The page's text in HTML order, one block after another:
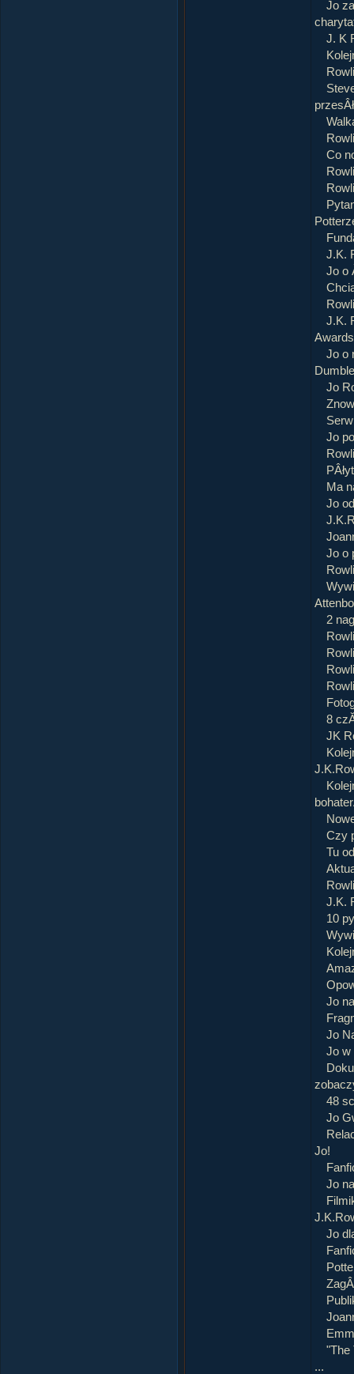
Jo
J. K
Co
J.K.
Jo o
J.K.
Jo o
Jo
Jo
Ma
Jo
Jo o
2
8
JK
Czy
Tu
J.K.
10
Jo
Jo
Jo w
48
Jo
Jo!
Jo
Jo
"The
...